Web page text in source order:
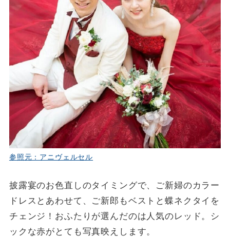
参照元：アニヴェルセル
披露宴のお色直しのタイミングで、ご新婦のカラー
ドレスとあわせて、ご新郎もベストと蝶ネクタイを
チェンジ！おふたりが選んだのは人気のレッド。シ
ックな赤がとても写真映えします。